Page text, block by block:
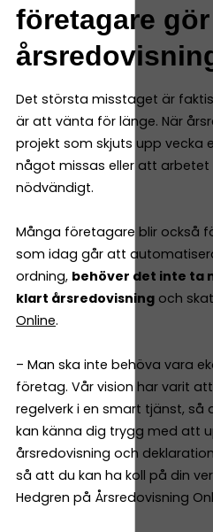
företagare
Det största misstaget är
är att vänta för länge. När
projekt som skjuts upp vecka
något missas eller att arbetet
nödvändigt.
Många företagare blir också
som idag går att
ordning, behöver det inte ta
klart årsredovisning och
Online.
– Man ska inte behöva vara
företag. Vår vision har varit
regelverk i en smart tjänst,
kan känna dig trygg med att
årsredovisning och
så att du kan ha koll på din
Hedgren på Årsredovisning